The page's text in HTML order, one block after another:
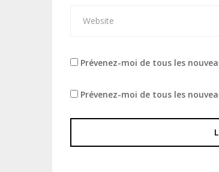
Prévenez-moi de tous les
Prévenez-moi de tous les